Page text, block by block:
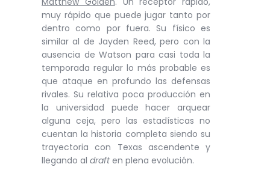
muy rápido que puede jugar tanto por
dentro como por fuera. Su físico es
similar al de Jayden Reed, pero con la
ausencia de Watson para casi toda la
temporada regular lo más probable es
que ataque en profundo las defensas
rivales. Su relativa poca producción en
la universidad puede hacer arquear
alguna ceja, pero las estadísticas no
cuentan la historia completa siendo su
trayectoria con Texas ascendente y
llegando al draften plena evolución.